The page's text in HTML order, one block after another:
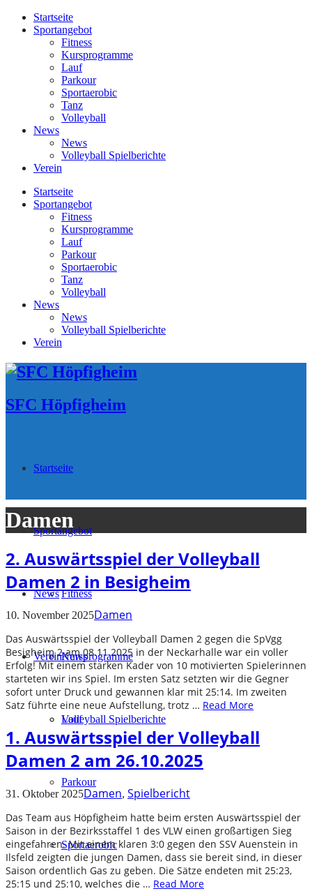
Startseite
Sportangebot
Fitness
Kursprogramme
Lauf
Parkour
Sportaerobic
Tanz
Volleyball
News
News
Volleyball Spielberichte
Verein
Startseite
Sportangebot
Fitness
Kursprogramme
Lauf
Parkour
Sportaerobic
Tanz
Volleyball
News
News
Volleyball Spielberichte
Verein
SFC Höpfigheim
Startseite
Sportangebot
Fitness
Kursprogramme
Lauf
Parkour
Sportaerobic
News
News
Volleyball Spielberichte
Verein
Damen
2. Auswärtsspiel der Volleyball
Damen 2 in Besigheim
10. November 2025Damen
Das Auswärtsspiel der Volleyball Damen 2 gegen die SpVgg
Besigheim 2 am 08.11.2025 in der Neckarhalle war ein voller
Erfolg! Mit einem starken Kader von 10 motivierten Spielerinnen
starteten wir ins Spiel. Im ersten Satz setzten wir die Gegner
sofort unter Druck und gewannen klar mit 25:14. Im zweiten
Satz führte eine neue Aufstellung, trotz … Read More
1. Auswärtsspiel der Volleyball
Damen 2 am 26.10.2025
31. Oktober 2025Damen, Spielbericht
Das Team aus Höpfigheim hatte beim ersten Auswärtsspiel der
Saison in der Bezirksstaffel 1 des VLW einen großartigen Sieg
eingefahren. Mit einem klaren 3:0 gegen den SSV Auenstein in
Ilsfeld zeigten die jungen Damen, dass sie bereit sind, in dieser
Saison ordentlich Gas zu geben. Die Sätze endeten mit 25:23,
25:15 und 25:10, welches die … Read More